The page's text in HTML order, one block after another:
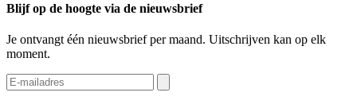
Blijf op de hoogte via de nieuwsbrief
Je ontvangt één nieuwsbrief per maand. Uitschrijven kan op elk
moment.